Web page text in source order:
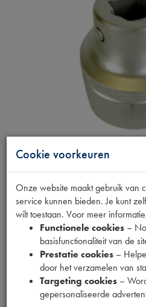
DOP 44MM
Productnummer
1860004
Prijs
34,78 (€28, 74
Dit product kan op dit moment
Cookie voorkeuren
Onze website maakt gebruik van
service kunnen bieden. Je kunt
wilt toestaan. Voor meer
Functionele cookies –
basisfunctionaliteit van de
Prestatie cookies –
door het verzamelen van
Targeting cookies –
gepersonaliseerde